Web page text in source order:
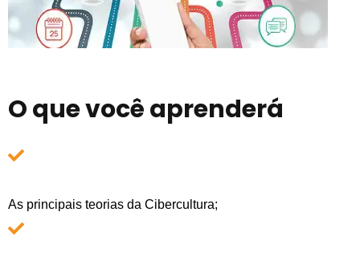
O que você aprenderá
As principais teorias da Cibercultura;